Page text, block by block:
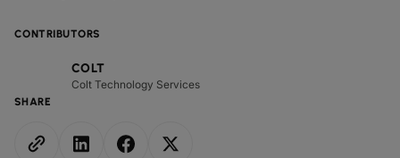
CONTRIBUTORS
COLT
Colt Technology Services
SHARE